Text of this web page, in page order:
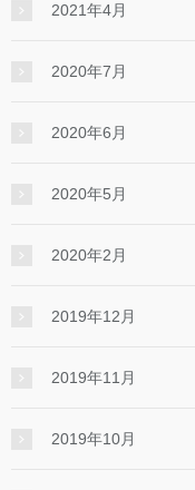
2021年4月
2020年7月
2020年6月
2020年5月
2020年2月
2019年12月
2019年11月
2019年10月